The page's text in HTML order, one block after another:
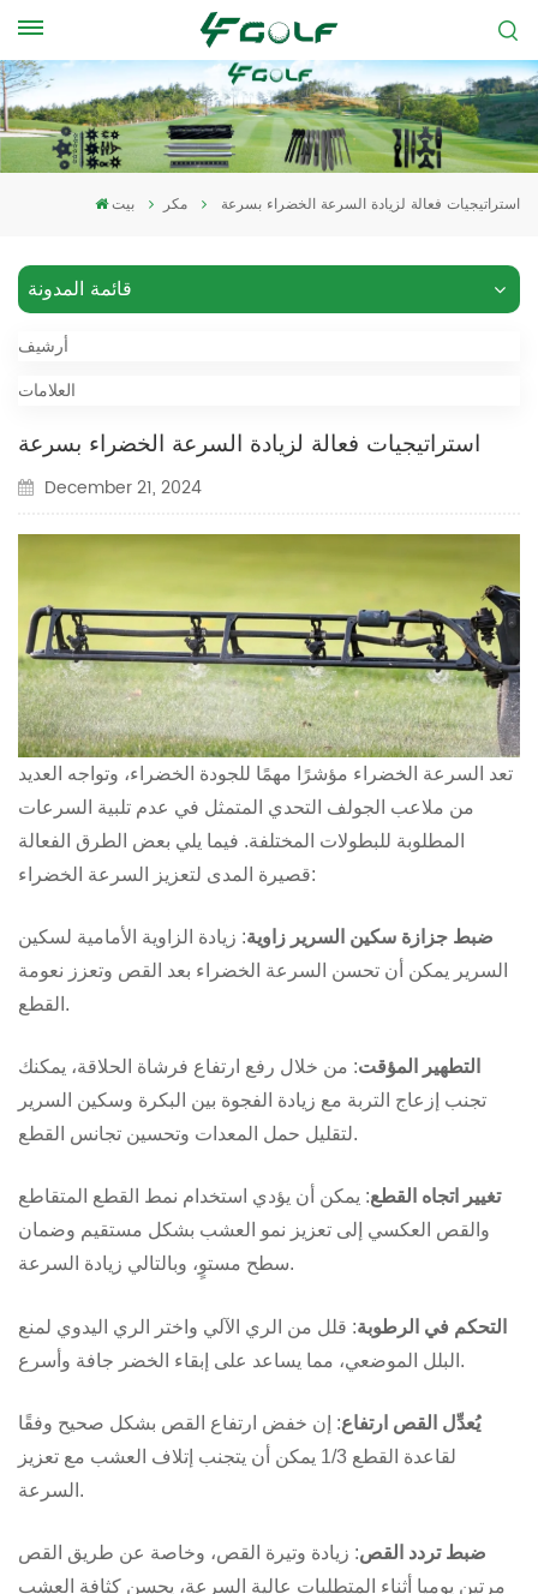
بيت مكر استراتيجيات فعالة لزيادة السرعة الخضراء بسرعة
قائمة المدونة
أرشيف
العلامات
استراتيجيات فعالة لزيادة السرعة الخضراء بسرعة
December 21, 2024
تعد السرعة الخضراء مؤشرًا مهمًا للجودة الخضراء، وتواجه العديد
من ملاعب الجولف التحدي المتمثل في عدم تلبية السرعات
المطلوبة للبطولات المختلفة. فيما يلي بعض الطرق الفعالة
قصيرة المدى لتعزيز السرعة الخضراء:
ضبط جزازة سكين السرير زاوية: زيادة الزاوية الأمامية لسكين
السرير يمكن أن تحسن السرعة الخضراء بعد القص وتعزز نعومة
القطع.
التطهير المؤقت: من خلال رفع ارتفاع فرشاة الحلاقة، يمكنك
تجنب إزعاج التربة مع زيادة الفجوة بين البكرة وسكين السرير
لتقليل حمل المعدات وتحسين تجانس القطع.
تغيير اتجاه القطع: يمكن أن يؤدي استخدام نمط القطع المتقاطع
والقص العكسي إلى تعزيز نمو العشب بشكل مستقيم وضمان
سطح مستوٍ، وبالتالي زيادة السرعة.
التحكم في الرطوبة: قلل من الري الآلي واختر الري اليدوي لمنع
البلل الموضعي، مما يساعد على إبقاء الخضر جافة وأسرع.
يُعدِّل القص ارتفاع: إن خفض ارتفاع القص بشكل صحيح وفقًا
لقاعدة القطع 1/3 يمكن أن يتجنب إتلاف العشب مع تعزيز
السرعة.
ضبط تردد القص: زيادة وتيرة القص، وخاصة عن طريق القص
مرتين يوميا أثناء المتطلبات عالية السرعة، يحسن كثافة العشب